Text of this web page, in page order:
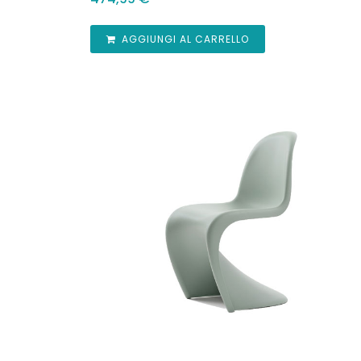
AGGIUNGI AL CARRELLO